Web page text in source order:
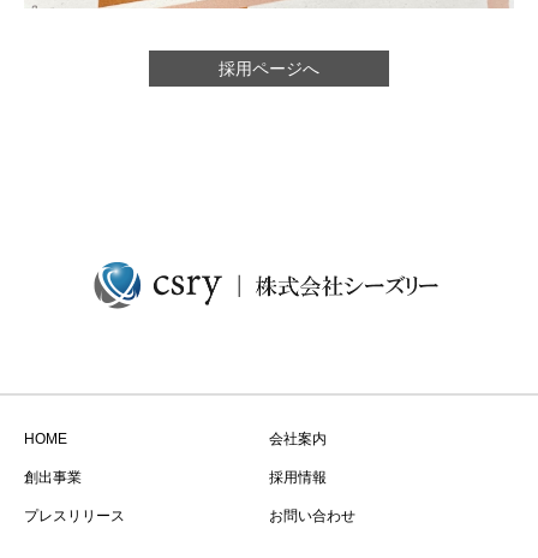
採用ページへ
HOME 会社案内
創出事業 採用情報
プレスリリース お問い合わせ